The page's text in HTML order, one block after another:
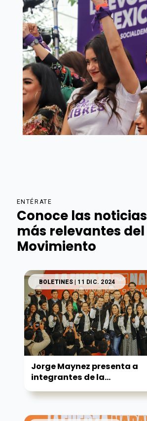
ENTÉRATE
Conoce las noticias
más relevantes del
Movimiento
BOLETINES| 11 DIC. 2024
Jorge Maynez presenta a
integrantes de la...